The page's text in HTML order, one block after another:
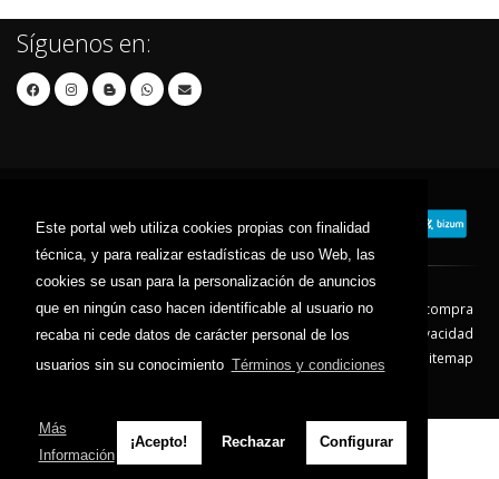
Este portal web utiliza cookies propias con finalidad
técnica, y para realizar estadísticas de uso Web, las
cookies se usan para la personalización de anuncios
que en ningún caso hacen identificable al usuario no
recaba ni cede datos de carácter personal de los
usuarios sin su conocimiento Términos y condiciones
Más
Información
¡Acepto! Rechazar Configurar
Síguenos en:
Contacto Aviso Legal
Condiciones de compra
Política de envíos
Política de devolución
Política de Privacidad
Política de Cookies
Sitemap